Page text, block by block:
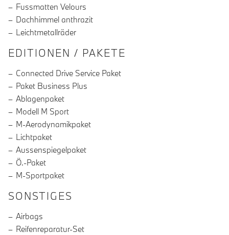
Fussmatten Velours
Dachhimmel anthrazit
Leichtmetallräder
EDITIONEN / PAKETE
Connected Drive Service Paket
Paket Business Plus
Ablagenpaket
Modell M Sport
M-Aerodynamikpaket
Lichtpaket
Aussenspiegelpaket
Ö.-Paket
M-Sportpaket
SONSTIGES
Airbags
Reifenreparatur-Set